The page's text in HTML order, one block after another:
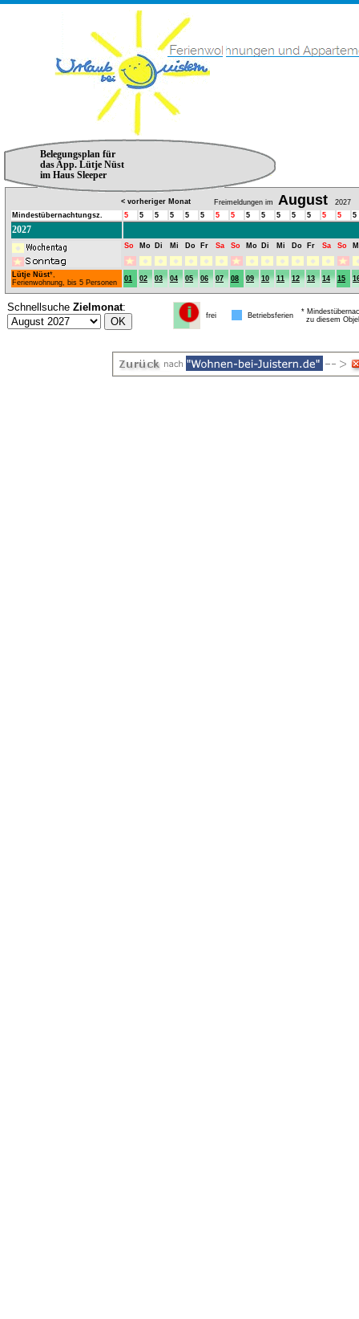
Belegungsplan für
das App. Lütje Nüst
im Haus Sleeper
< vorheriger Monat Freimeldungen im August 2027
Mindestübernachtungsz.
5 5 5 5 5 5 5 5 5 5 5 5 5 5 5 5
2027
So Mo Di Mi Do Fr Sa So Mo Di Mi Do Fr Sa So
Lütje Nüst*,
Ferienwohnung, bis 5 Personen
01 02 03 04 05 06 07 08 09 10 11 12 13 14 15
Schnellsuche Zielmonat:
frei Betriebsferien
*
zu diesem